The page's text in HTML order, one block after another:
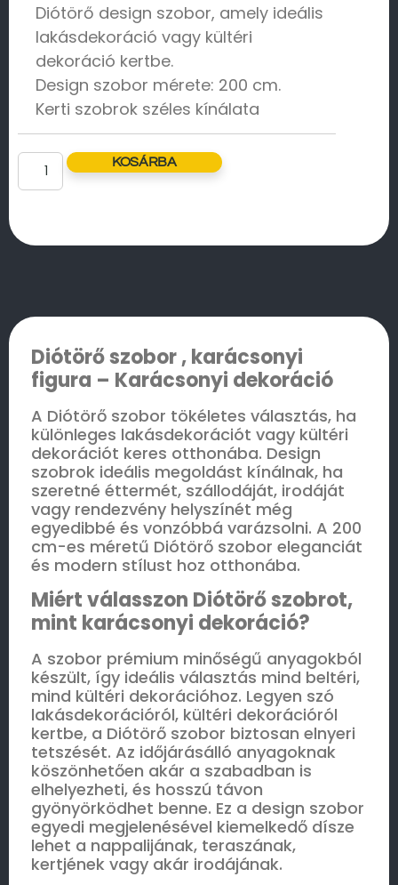
Diótörő design szobor, amely ideális
lakásdekoráció vagy kültéri
dekoráció kertbe.
Design szobor mérete: 200 cm.
Kerti szobrok széles kínálata
KOSÁRBA
Diótörő szobor , karácsonyi
figura – Karácsonyi dekoráció
A Diótörő szobor tökéletes választás, ha
különleges lakásdekorációt vagy kültéri
dekorációt keres otthonába. Design
szobrok ideális megoldást kínálnak, ha
szeretné éttermét, szállodáját, irodáját
vagy rendezvény helyszínét még
egyedibbé és vonzóbbá varázsolni. A 200
cm-es méretű Diótörő szobor eleganciát
és modern stílust hoz otthonába.
Miért válasszon Diótörő szobrot,
mint karácsonyi dekoráció?
A szobor prémium minőségű anyagokból
készült, így ideális választás mind beltéri,
mind kültéri dekorációhoz. Legyen szó
lakásdekorációról, kültéri dekorációról
kertbe, a Diótörő szobor biztosan elnyeri
tetszését. Az időjárásálló anyagoknak
köszönhetően akár a szabadban is
elhelyezheti, és hosszú távon
gyönyörködhet benne. Ez a design szobor
egyedi megjelenésével kiemelkedő dísze
lehet a nappalijának, teraszának,
kertjének vagy akár irodájának.